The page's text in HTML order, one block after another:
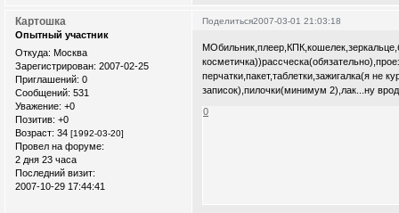
Поделиться2007-03-01 21:03:18
Картошка
Опытный участник
Откуда: Москва
Зарегистрирован: 2007-02-25
Приглашений: 0
Сообщений: 531
Уважение: +0
Позитив: +0
Возраст: 34 [1992-03-20]
Провел на форуме:
2 дня 23 часа
Последний визит:
2007-10-29 17:44:41
перчатки,пакет,таблетки,зажигалка(я не
записок),пилочки(минимум 2),лак...ну
0